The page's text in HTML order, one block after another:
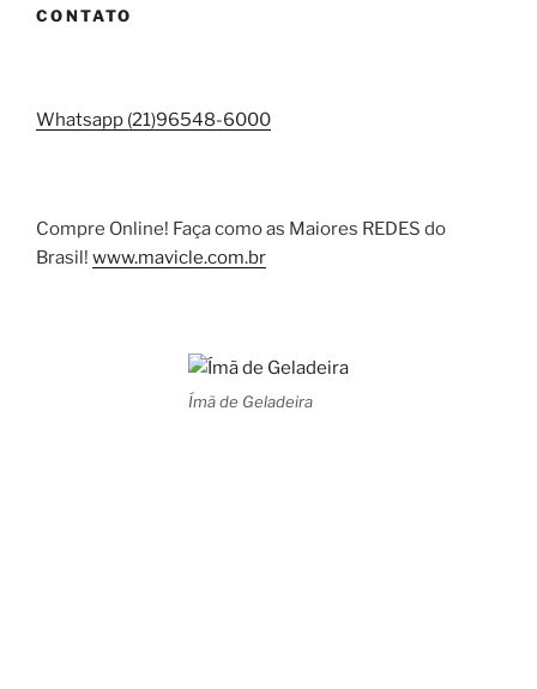
CONTATO
Whatsapp (21)96548-6000
Compre Online! Faça como as Maiores REDES do
Brasil! www.mavicle.com.br
Ímã de Geladeira